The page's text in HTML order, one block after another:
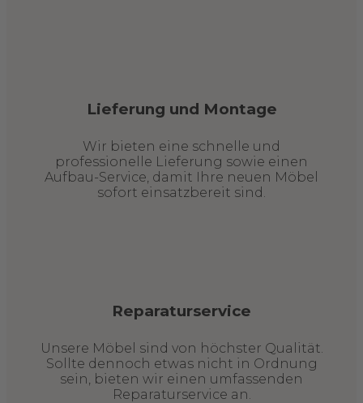
Lieferung und Montage
Wir bieten eine schnelle und
professionelle Lieferung sowie einen
Aufbau-Service, damit Ihre neuen Möbel
sofort einsatzbereit sind.
Reparaturservice
Unsere Möbel sind von höchster Qualität.
Sollte dennoch etwas nicht in Ordnung
sein, bieten wir einen umfassenden
Reparaturservice an.